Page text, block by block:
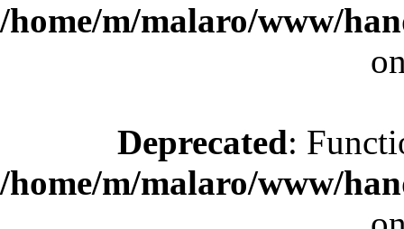
/home/m/malaro/www/
Deprecated:
/home/m/malaro/www/